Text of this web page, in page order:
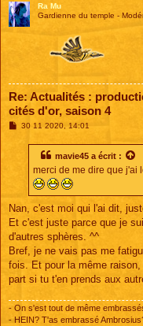
Ra Mu
Gardienne du temple -
Re: Actualités :
cités d'or, saison 4
M30 11 2020, 14:01
mavie45 a écrit :
merci de me dire que j'ai
Nan, c'est moi qui l'ai dit,
Et c'est juste parce que je
d'autres sphères. ^^
Bref, je ne vais pas me
fois. Et pour la même
part si tu t'en prends aux
- On s'est tout de même
- HEIN? T'as embrassé